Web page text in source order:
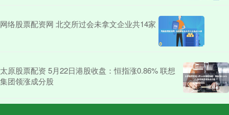
网络股票配资网 北交所过会未拿文企业共14家
太原股票配资 5月22日港股收盘：恒指涨0.86% 联想
集团领涨成分股